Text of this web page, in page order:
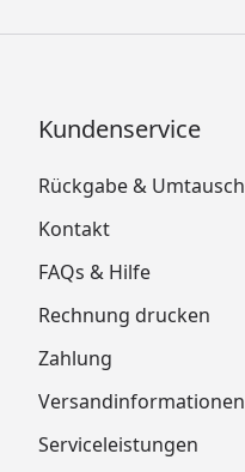
Kundenservice
Rückgabe & Umtausch
Kontakt
FAQs & Hilfe
Rechnung drucken
Zahlung
Versandinformationen
Serviceleistungen